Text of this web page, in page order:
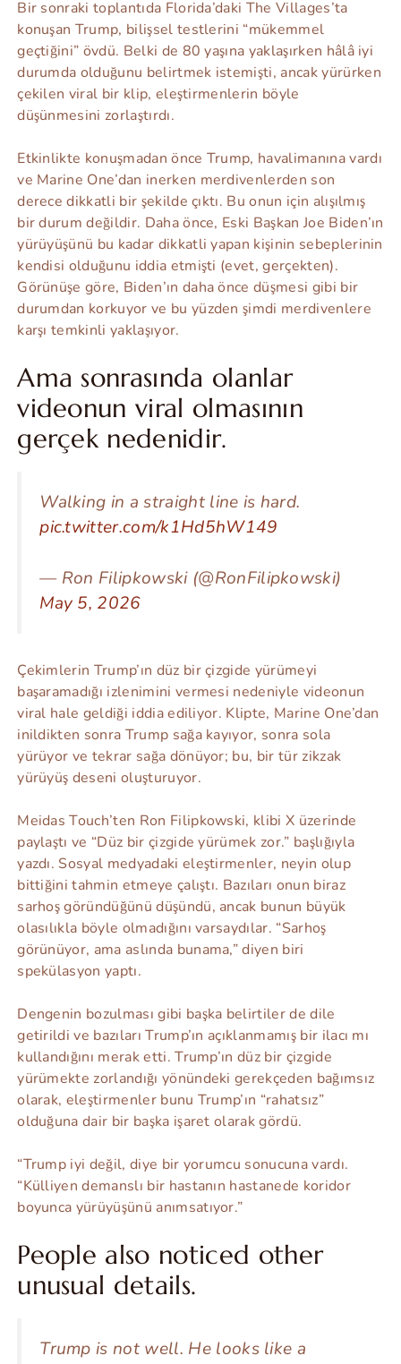
Bir sonraki toplantıda Florida’daki The Villages’ta
konuşan Trump, bilişsel testlerini “mükemmel
geçtiğini” övdü. Belki de 80 yaşına yaklaşırken hâlâ iyi
durumda olduğunu belirtmek istemişti, ancak yürürken
çekilen viral bir klip, eleştirmenlerin böyle
düşünmesini zorlaştırdı.
Etkinlikte konuşmadan önce Trump, havalimanına vardı
ve Marine One’dan inerken merdivenlerden son
derece dikkatli bir şekilde çıktı. Bu onun için alışılmış
bir durum değildir. Daha önce, Eski Başkan Joe Biden’ın
yürüyüşünü bu kadar dikkatli yapan kişinin sebeplerinin
kendisi olduğunu iddia etmişti (evet, gerçekten).
Görünüşe göre, Biden’ın daha önce düşmesi gibi bir
durumdan korkuyor ve bu yüzden şimdi merdivenlere
karşı temkinli yaklaşıyor.
Ama sonrasında olanlar
videonun viral olmasının
gerçek nedenidir.
Walking in a straight line is hard.
pic.twitter.com/k1Hd5hW149
— Ron Filipkowski (@RonFilipkowski)
May 5, 2026
Çekimlerin Trump’ın düz bir çizgide yürümeyi
başaramadığı izlenimini vermesi nedeniyle videonun
viral hale geldiği iddia ediliyor. Klipte, Marine One’dan
inildikten sonra Trump sağa kayıyor, sonra sola
yürüyor ve tekrar sağa dönüyor; bu, bir tür zikzak
yürüyüş deseni oluşturuyor.
Meidas Touch’ten Ron Filipkowski, klibi X üzerinde
paylaştı ve “Düz bir çizgide yürümek zor.” başlığıyla
yazdı. Sosyal medyadaki eleştirmenler, neyin olup
bittiğini tahmin etmeye çalıştı. Bazıları onun biraz
sarhoş göründüğünü düşündü, ancak bunun büyük
olasılıkla böyle olmadığını varsaydılar. “Sarhoş
görünüyor, ama aslında bunama,” diyen biri
spekülasyon yaptı.
Dengenin bozulması gibi başka belirtiler de dile
getirildi ve bazıları Trump’ın açıklanmamış bir ilacı mı
kullandığını merak etti. Trump’ın düz bir çizgide
yürümekte zorlandığı yönündeki gerekçeden bağımsız
olarak, eleştirmenler bunu Trump’ın “rahatsız”
olduğuna dair bir başka işaret olarak gördü.
“Trump iyi değil, diye bir yorumcu sonucuna vardı.
“Külliyen demanslı bir hastanın hastanede koridor
boyunca yürüyüşünü anımsatıyor.”
People also noticed other
unusual details.
Trump is not well. He looks like a